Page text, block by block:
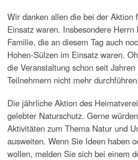
Wir danken allen die bei der Aktion
Einsatz waren. Insbesondere Herrn
Familie, die an diesem Tag auch
Hohen-Sülzen im Einsatz waren.
die Veranstaltung schon seit Jahren
Teilnehmern nicht mehr
Die jährliche Aktion des
gelebter Naturschutz. Gerne
Aktivitäten zum Thema Natur und
ausweiten. Wenn Sie Ideen haben
wollen, melden Sie sich bei einem